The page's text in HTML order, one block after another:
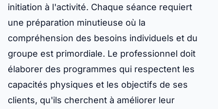
initiation à l'activité. Chaque séance requiert
une préparation minutieuse où la
compréhension des besoins individuels et du
groupe est primordiale. Le professionnel doit
élaborer des programmes qui respectent les
capacités physiques et les objectifs de ses
clients, qu'ils cherchent à améliorer leur